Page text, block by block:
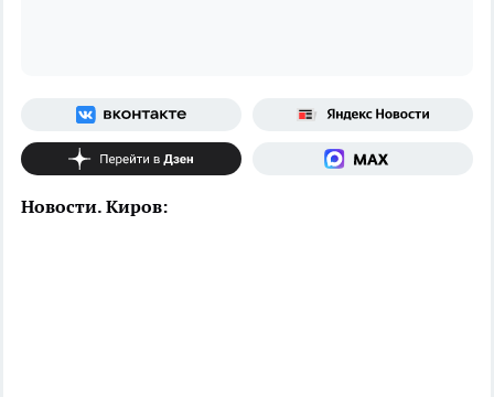
Новости. Киров: